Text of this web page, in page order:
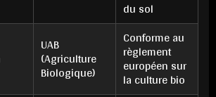
du sol
UAB
(Agriculture
Biologique)
Conforme au
règlement
européen sur
la culture bio